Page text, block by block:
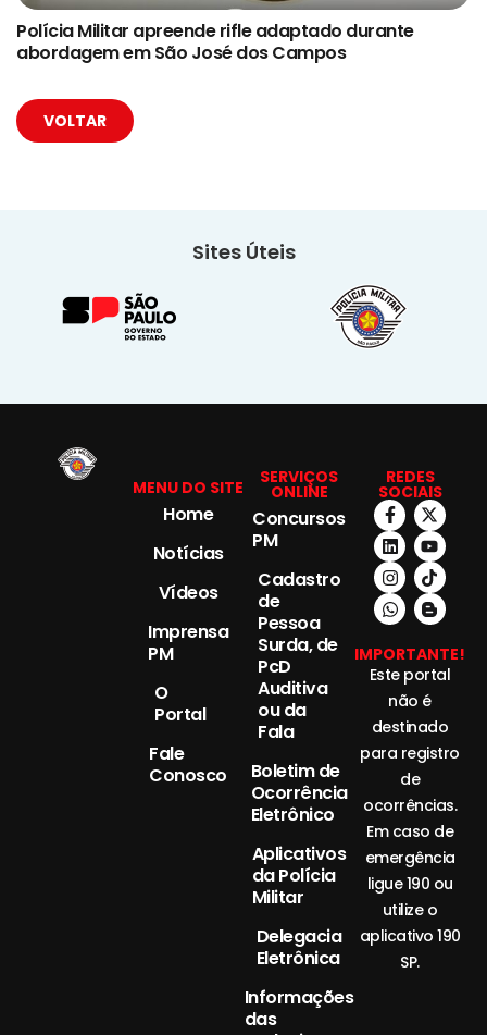
Polícia Militar apreende rifle adaptado durante
abordagem em São José dos Campos
VOLTAR
Sites Úteis
MENU DO SITE
Home
Notícias
Vídeos
Imprensa
PM
O
Portal
Fale
Conosco
SERVIÇOS
ONLINE
Concursos
PM
Cadastro
de
Pessoa
Surda, de
PcD
Auditiva
ou da
Fala
Boletim de
Ocorrência
Eletrônico
Aplicativos
da Polícia
Militar
Delegacia
Eletrônica
Informações
das
REDES
SOCIAIS
IMPORTANTE!
Este portal
não é
destinado
para registro
de
ocorrências.
Em caso de
emergência
ligue 190 ou
utilize o
aplicativo 190
SP.